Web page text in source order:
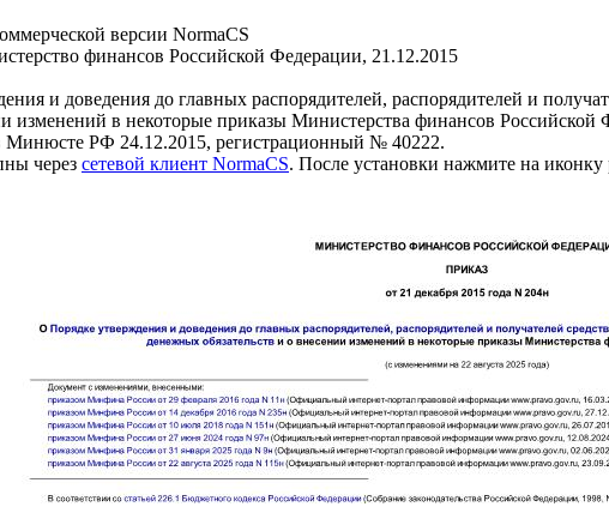
версии NormaCS
финансов Российской Федерации, 21.12.2015
и доведения до главных распорядителей, распорядителей и
изменений в некоторые приказы Министерства финансов Российской
Минюсте РФ 24.12.2015, регистрационный № 40222.
через сетевой клиент NormaCS. После установки нажмите на иконку